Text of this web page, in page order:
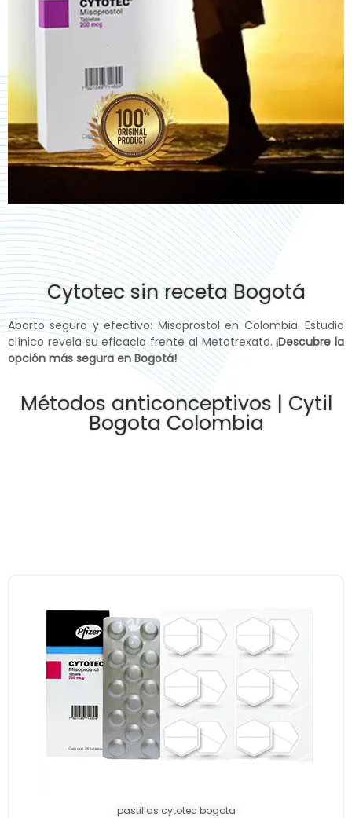
Cytotec sin receta Bogotá
Aborto seguro y efectivo: Misoprostol en Colombia. Estudio
clínico revela su eficacia frente al Metotrexato.¡Descubre la
opción más segura en Bogotá!
Métodos anticonceptivos | Cytil
Bogota Colombia
pastillas cytotec bogota